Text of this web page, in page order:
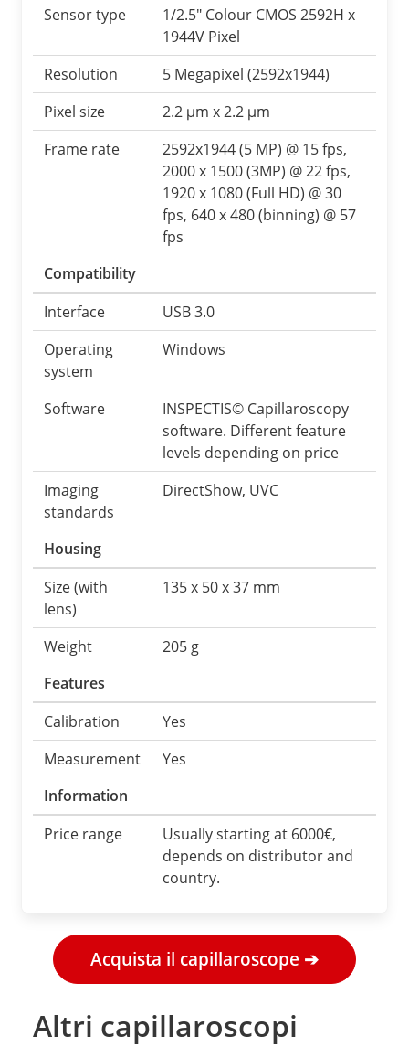
Sensor type
1/2.5″ Colour CMOS 2592H x
1944V Pixel
Resolution
5 Megapixel (2592x1944)
Pixel size
2.2 μm x 2.2 μm
Frame rate
2592x1944 (5 MP) @ 15 fps,
2000 x 1500 (3MP) @ 22 fps,
1920 x 1080 (Full HD) @ 30
fps, 640 x 480 (binning) @ 57
fps
Compatibility
Interface
USB 3.0
Operating
system
Windows
Software
INSPECTIS© Capillaroscopy
software. Different feature
levels depending on price
Imaging
standards
DirectShow, UVC
Housing
Size (with
lens)
135 x 50 x 37 mm
Weight
205 g
Features
Calibration
Yes
Measurement
Yes
Information
Price range
Usually starting at 6000€,
depends on distributor and
country.
Acquista il capillaroscope ➔
Altri capillaroscopi